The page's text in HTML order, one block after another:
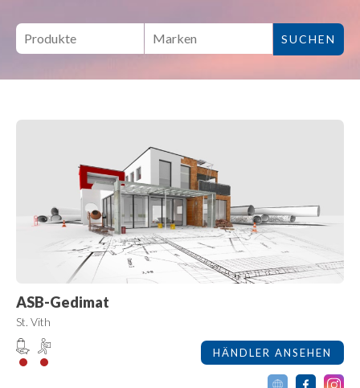
ASB-Gedimat
St. Vith
HÄNDLER ANSEHEN